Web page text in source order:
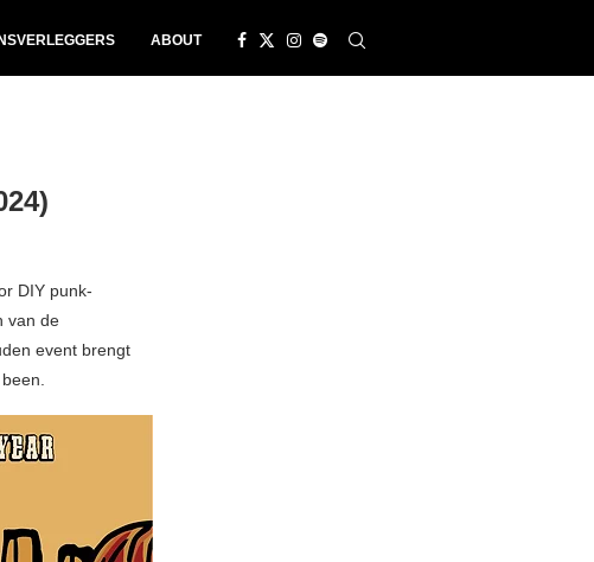
ABOUT
DIY punk-
van de
event brengt